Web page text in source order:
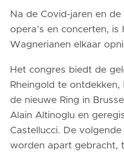
Na de Covid-jaren en de
opera’s en concerten,
Wagnerianen elkaar
Het congres biedt de
Rheingold te
de nieuwe Ring in
Alain Altinoglu en
Castellucci. De
worden apart gebracht,